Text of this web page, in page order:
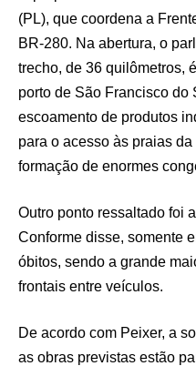
(PL), que coordena a
BR-280. Na abertura, o
trecho, de 36 quilômetros,
porto de São Francisco do
escoamento de produtos
para o acesso às praias
formação de enormes
Outro ponto ressaltado foi
Conforme disse, somente
óbitos, sendo a grande
frontais entre veículos.
De acordo com Peixer, a
as obras previstas estão